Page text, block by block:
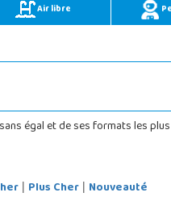
Air libre
égal et de ses formats les
| Plus Cher| Nouveauté